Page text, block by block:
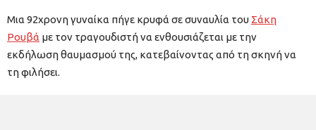
Μια 92χρονη γυναίκα πήγε κρυφά σε συναυλία του Σάκη
Ρουβά με τον τραγουδιστή να ενθουσιάζεται με την
εκδήλωση θαυμασμού της, κατεβαίνοντας από τη σκηνή να
τη φιλήσει.